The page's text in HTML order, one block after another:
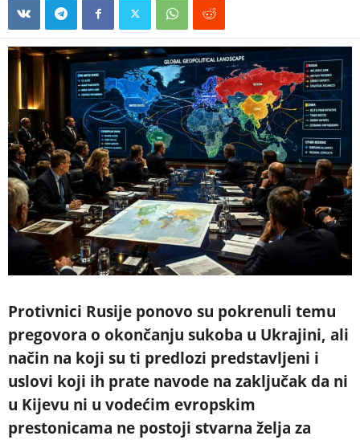
Protivnici Rusije ponovo su pokrenuli temu
pregovora o okončanju sukoba u Ukrajini, ali
način na koji su ti predlozi predstavljeni i
uslovi koji ih prate navode na zaključak da ni
u Kijevu ni u vodećim evropskim
prestonicama ne postoji stvarna želja za